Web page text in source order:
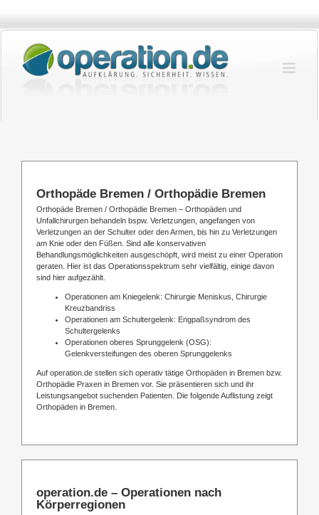
springen
Orthopäde Bremen / Orthopädie Bremen
Orthopäde Bremen / Orthopädie Bremen – Orthopäden und
Unfallchirurgen behandeln bspw. Verletzungen, angefangen von
Verletzungen an der Schulter oder den Armen, bis hin zu Verletzungen
am Knie oder den Füßen. Sind alle konservativen
Behandlungsmöglichkeiten ausgeschöpft, wird meist zu einer Operation
geraten. Hier ist das Operationsspektrum sehr vielfältig, einige davon
sind hier aufgezählt.
Operationen am Kniegelenk: Chirurgie Meniskus, Chirurgie
Kreuzbandriss
Operationen am Schultergelenk: Engpaßsyndrom des
Schultergelenks
Operationen oberes Sprunggelenk (OSG):
Gelenkversteifungen des oberen Sprunggelenks
Auf operation.de stellen sich operativ tätige Orthopäden in Bremen bzw.
Orthopädie Praxen in Bremen vor. Sie präsentieren sich und ihr
Leistungsangebot suchenden Patienten. Die folgende Auflistung zeigt
Orthopäden in Bremen.
operation.de – Operationen nach
Körperregionen